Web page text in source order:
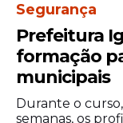
Segurança
Prefeitura
formação
municipais
Durante o
semanas, os